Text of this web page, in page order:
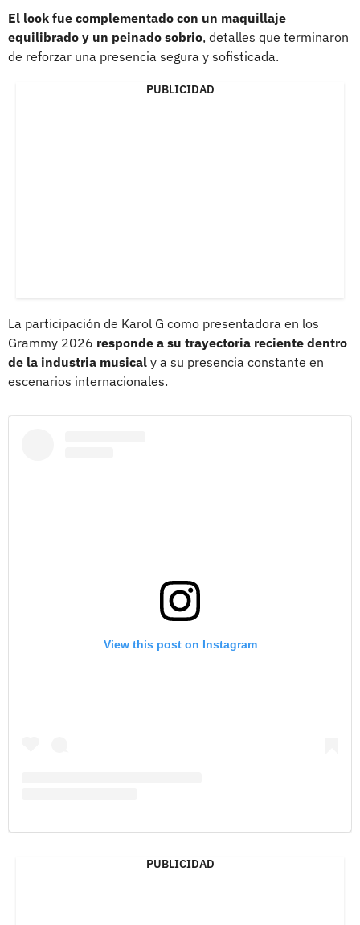
El look fue complementado con un maquillaje
equilibrado y un peinado sobrio, detalles que terminaron
de reforzar una presencia segura y sofisticada.
PUBLICIDAD
La participación de Karol G como presentadora en los
Grammy 2026 responde a su trayectoria reciente dentro
de la industria musical y a su presencia constante en
escenarios internacionales.
View this post on Instagram
PUBLICIDAD